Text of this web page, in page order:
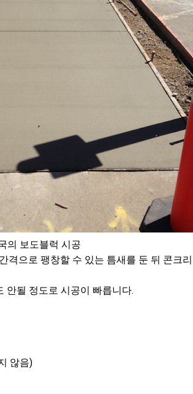
의 보도블럭 시공
격으로 팽창할 수 있는 틈새를 둔 뒤 콘크
안될 정도로 시공이 빠릅니다.
않음)